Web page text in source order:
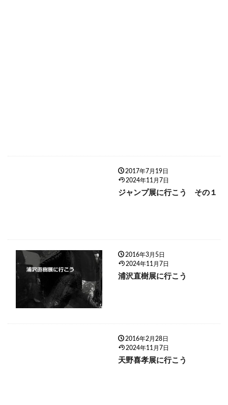
2017年7月19日
2024年11月7日
ジャンプ展に行こう その１
2016年3月5日
2024年11月7日
浦沢直樹展に行こう
2016年2月28日
2024年11月7日
天野喜孝展に行こう